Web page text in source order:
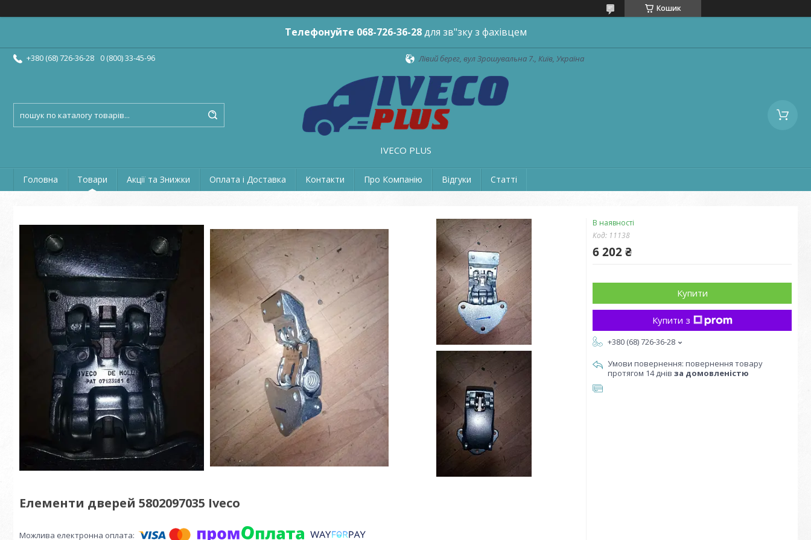
Кошик
Телефонуйте 068-726-36-28для зв"зку з фахівцем
+380 (68) 726-36-28 0 (800) 33-45-96 Лівий берег, вул Зрошувальна 7., Київ, Україна
IVECO PLUS
Головна Товари Акції та Знижки Оплата і Доставка Контакти Про Компанію Відгуки Статті
Елементи дверей 5802097035 Iveco
В наявності
Код: 11138
6 202 ₴
Купити
Купити з
+380 (68) 726-36-28
повернення товару
протягом 14 днів за домовленістю